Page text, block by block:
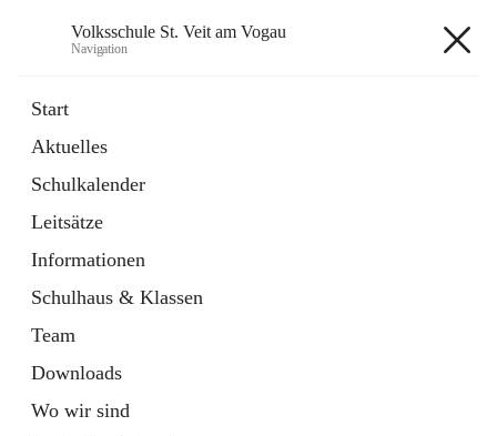
Volksschule St. Veit am Vogau
Navigation
Start
Aktuelles
Schulkalender
Leitsätze
Informationen
Schulhaus & Klassen
Team
Downloads
Wo wir sind